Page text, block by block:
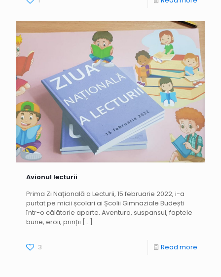
Avionul lecturii
Prima Zi Națională a Lecturii, 15 februarie 2022, i-a
purtat pe micii școlari ai Școlii Gimnaziale Budești
într-o călătorie aparte. Aventura, suspansul, faptele
bune, eroii, prinții […]
3 Read more